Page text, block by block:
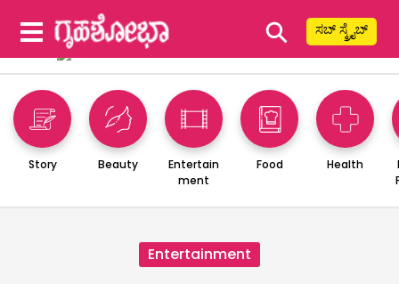
⚲ ಸಬ್ ಸ್ಕ್ರೈಬ್
Story Beauty
Entertain
ment
Food Health
Entertainment